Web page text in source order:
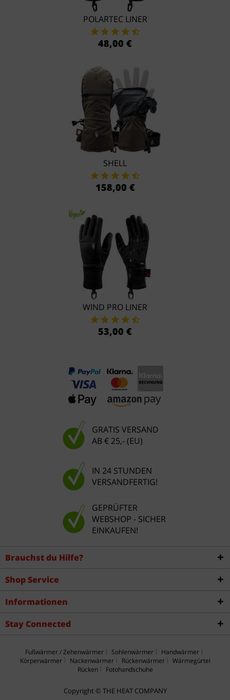
POLARTEC LINER
48,00 €
SHELL
158,00 €
WIND PRO LINER
53,00 €
GRATIS VERSAND
AB € 25,- (EU)
IN 24 STUNDEN
VERSANDFERTIG!
GEPRÜFTER
WEBSHOP - SICHER
EINKAUFEN!
Brauchst du Hilfe?
Shop Service
Informationen
Stay Connected
Fußwärmer / Zehenwärmer Sohlenwärmer
Handwärmer
Körperwärmer
Nackenwärmer Rückenwärmer
Wärmegürtel
Rücken
Fotohandschuhe
Copyright © THE HEAT COMPANY